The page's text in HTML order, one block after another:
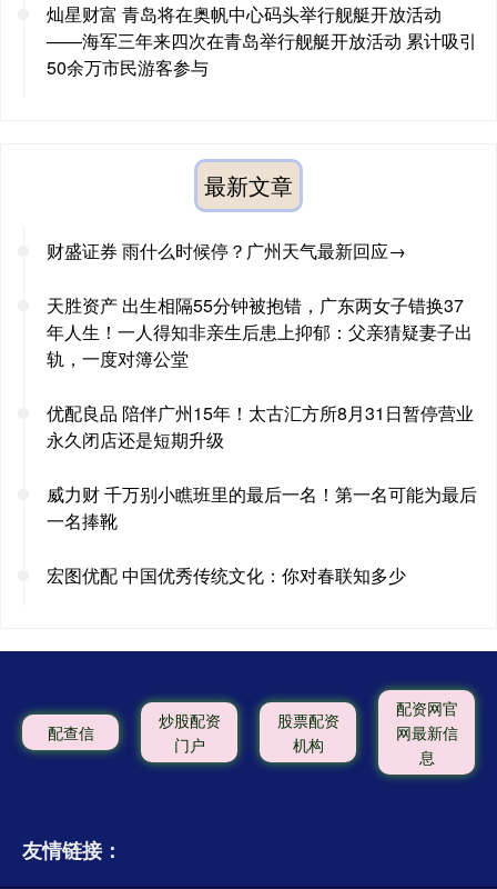
灿星财富 青岛将在奥帆中心码头举行舰艇开放活动
——海军三年来四次在青岛举行舰艇开放活动 累计吸引
50余万市民游客参与
最新文章
财盛证券 雨什么时候停？广州天气最新回应→
天胜资产 出生相隔55分钟被抱错，广东两女子错换37
年人生！一人得知非亲生后患上抑郁：父亲猜疑妻子出
轨，一度对簿公堂
优配良品 陪伴广州15年！太古汇方所8月31日暂停营业
永久闭店还是短期升级
威力财 千万别小瞧班里的最后一名！第一名可能为最后
一名捧靴
宏图优配 中国优秀传统文化：你对春联知多少
配查信
炒股配资
门户
股票配资
机构
配资网官
网最新信
息
友情链接：